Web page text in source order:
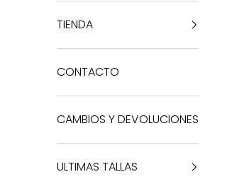
TIENDA
CONTACTO
CAMBIOS Y DEVOLUCIONES
ULTIMAS TALLAS